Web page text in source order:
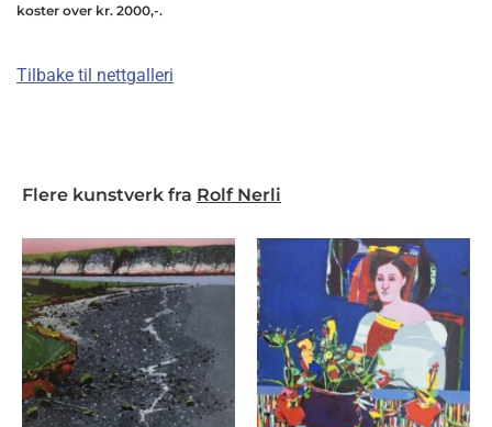
koster over kr. 2000,-.
Tilbake til nettgalleri
Flere kunstverk fra Rolf Nerli